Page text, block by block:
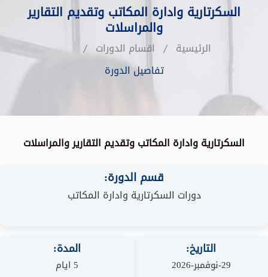
السكرتارية وادارة المكاتب وتقديم التقارير
والمراسلات
الرئيسية
اقسام الدورات
تفاصيل الدورة
السكرتارية وادارة المكاتب وتقديم التقارير والمراسلات
قسم الدورة:
دورات السكرتارية وادارة المكاتب
التاريخ:
29-نوفمبر-2026
المدة:
5 ايام